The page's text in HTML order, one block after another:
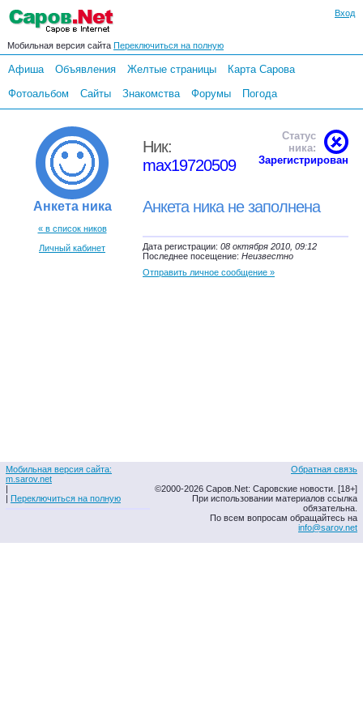
Вход
Мобильная версия сайта Переключиться на полную
Афиша Объявления Желтые страницы
Карта Сарова
Фотоальбом
Сайты Знакомства Форумы Погода
Анкета ника
« в список ников
Личный кабинет
Ник:
max19720509
Статус
ника:
Зарегистрирован
Анкета ника не заполнена
Дата регистрации: 08 октября 2010, 09:12
Последнее посещение: Неизвестно
Отправить личное сообщение »
Мобильная версия сайта:
m.sarov.net
|
| Переключиться на полную
Обратная связь
©2000-2026 Саров.Net: Саровские новости. [18+]
При использовании материалов ссылка
обязательна.
По всем вопросам обращайтесь на
info@sarov.net